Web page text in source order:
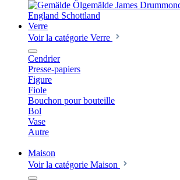
Verre
Voir la catégorie Verre
Cendrier
Presse-papiers
Figure
Fiole
Bouchon pour bouteille
Bol
Vase
Autre
Maison
Voir la catégorie Maison